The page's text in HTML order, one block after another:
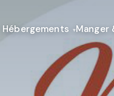
Hébergements Manger